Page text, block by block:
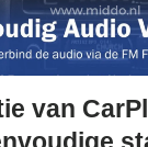
van